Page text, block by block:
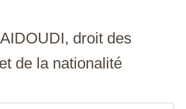
droit des
de la nationalité